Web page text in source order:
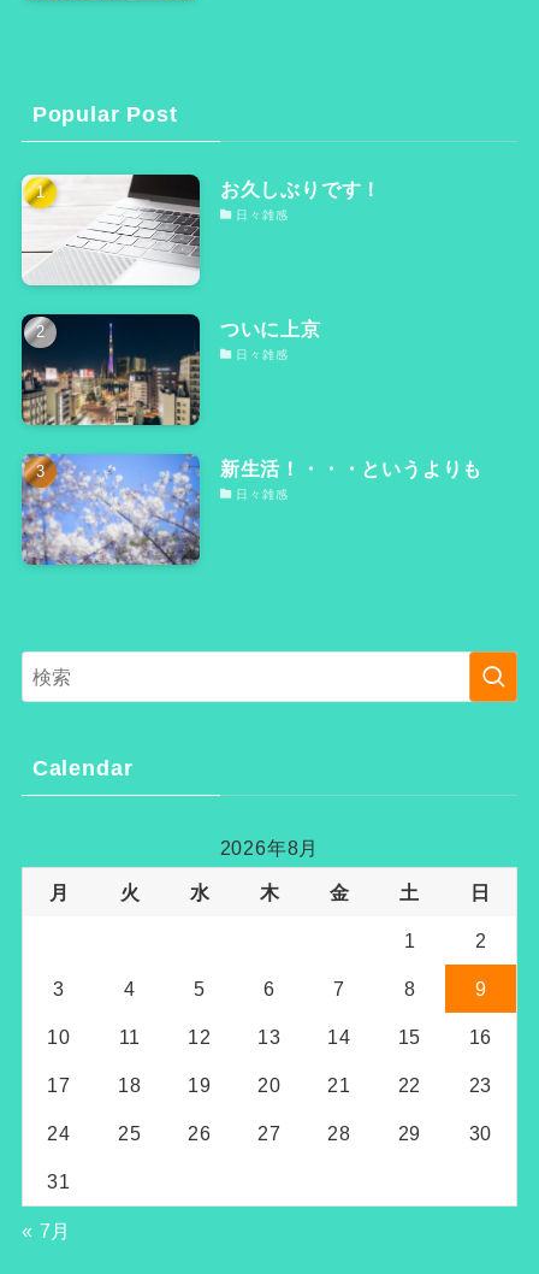
Popular Post
お久しぶりです！
日々雑感
ついに上京
日々雑感
新生活！・・・というよりも
日々雑感
Calendar
2026年8月
月 火 水 木 金 土 日
1 2
3 4 5 6 7 8 9
10 11 12 13 14 15 16
17 18 19 20 21 22 23
24 25 26 27 28 29 30
31
« 7月